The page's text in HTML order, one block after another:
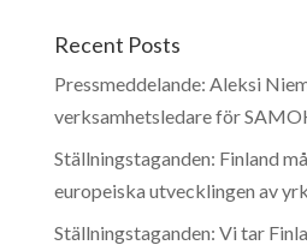
Recent Posts
Pressmeddelande: Aleksi
verksamhetsledare för
Ställningstaganden: Finland
europeiska utvecklingen av
Ställningstaganden: Vi tar